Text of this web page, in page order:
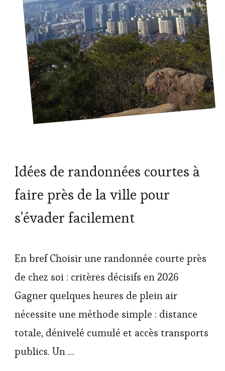
Idées de randonnées courtes à
faire près de la ville pour
s’évader facilement
En bref Choisir une randonnée courte près
de chez soi : critères décisifs en 2026
Gagner quelques heures de plein air
nécessite une méthode simple : distance
totale, dénivelé cumulé et accès transports
publics. Un …